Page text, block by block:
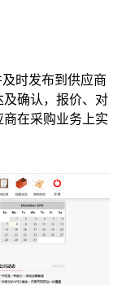
时发布到供应商
确认，报价、对
在采购业务上实